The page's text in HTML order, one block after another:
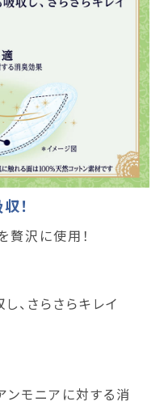
！
沢に使用！
、さらさらキレイ
モニアに対する消